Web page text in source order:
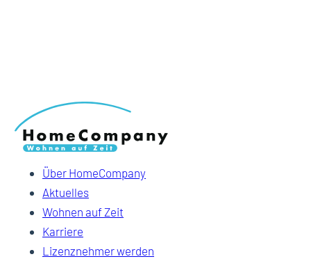
Über HomeCompany
Aktuelles
Wohnen auf Zeit
Karriere
Lizenznehmer werden